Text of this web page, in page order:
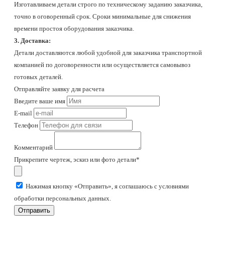
Изготавливаем детали строго по техническому заданию заказчика,
точно в оговоренный срок. Сроки минимальные для снижения
времени простоя оборудования заказчика.
3. Доставка:
Детали доставляются любой удобной для заказчика транспортной
компанией по договоренности или осуществляется самовывоз
готовых деталей.
Отправляйте заявку для расчета
Введите ваше имя
E-mail
Телефон
Комментарий
Прикрепите чертеж, эскиз или фото детали*
Нажимая кнопку «Отправить», я соглашаюсь с условиями
обработки персональных данных.
Отправить